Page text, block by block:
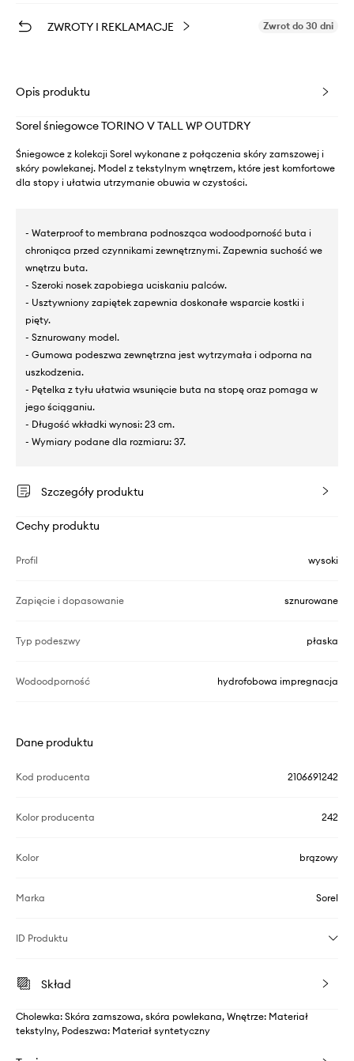
ZWROTY I REKLAMACJE Zwrot do 30 dni
Opis produktu
Sorel śniegowce TORINO V TALL WP OUTDRY
Śniegowce z kolekcji Sorel wykonane z połączenia skóry zamszowej i
skóry powlekanej. Model z tekstylnym wnętrzem, które jest komfortowe
dla stopy i ułatwia utrzymanie obuwia w czystości.
- Waterproof to membrana podnosząca wodoodporność buta i
chroniąca przed czynnikami zewnętrznymi. Zapewnia suchość we
wnętrzu buta.
- Szeroki nosek zapobiega uciskaniu palców.
- Usztywniony zapiętek zapewnia doskonałe wsparcie kostki i
pięty.
- Sznurowany model.
- Gumowa podeszwa zewnętrzna jest wytrzymała i odporna na
uszkodzenia.
- Pętelka z tyłu ułatwia wsunięcie buta na stopę oraz pomaga w
jego ściąganiu.
- Długość wkładki wynosi: 23 cm.
- Wymiary podane dla rozmiaru: 37.
Szczegóły produktu
Cechy produktu
Profil wysoki
Zapięcie i dopasowanie sznurowane
Typ podeszwy płaska
Wodoodporność hydrofobowa impregnacja
Dane produktu
Kod producenta 2106691242
Kolor producenta 242
Kolor brązowy
Marka Sorel
ID Produktu
Skład
Cholewka: Skóra zamszowa, skóra powlekana, Wnętrze: Materiał
tekstylny, Podeszwa: Materiał syntetyczny